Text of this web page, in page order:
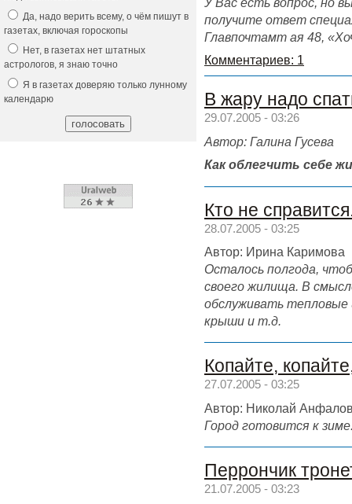
получите ответ
Главпочтамт ая 48,
Комментариев: 1
В жару надо
29.07.2005 - 03:26
Автор: Галина Гусева
Как облегчить себе
Кто не
28.07.2005 - 03:25
Автор: Ирина Каримова
Осталось полгода,
своего жилища. В
обслуживать
крыши и т.д.
Копайте,
27.07.2005 - 03:25
Автор: Николай
Город готовится к
Перрончик
21.07.2005 - 03:23
Да, надо верить всему, о чём пишут в
газетах, включая гороскопы
Нет, в газетах нет штатных
астрологов, я знаю точно
Я в газетах доверяю только лунному
календарю